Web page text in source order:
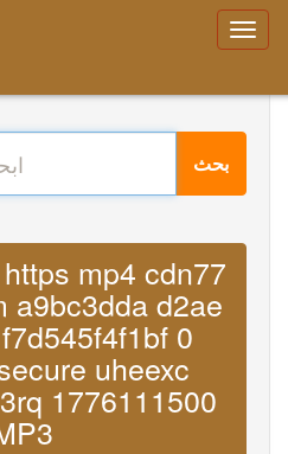
بحث
a9bc3dda d2ae
0
uheexc
1776111500